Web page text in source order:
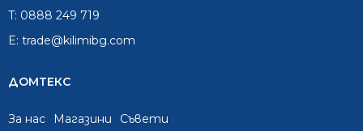
T: 0888 249 719
E: trade@kilimibg.com
ДОМТЕКС
За нас Mагазини Съвети